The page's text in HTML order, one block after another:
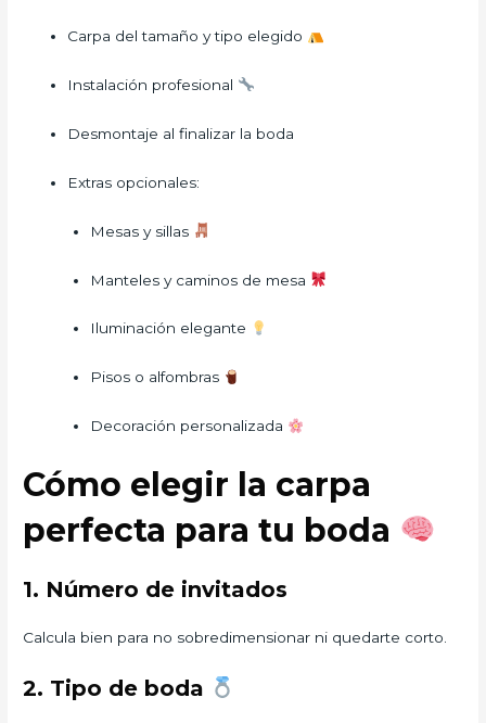
Carpa del tamaño y tipo elegido
Instalación profesional
Desmontaje al finalizar la boda
Extras opcionales:
Mesas y sillas
Manteles y caminos de mesa
Iluminación elegante
Pisos o alfombras
Decoración personalizada
Cómo elegir la carpa
perfecta para tu boda
1. Número de invitados
Calcula bien para no sobredimensionar ni quedarte corto.
2. Tipo de boda